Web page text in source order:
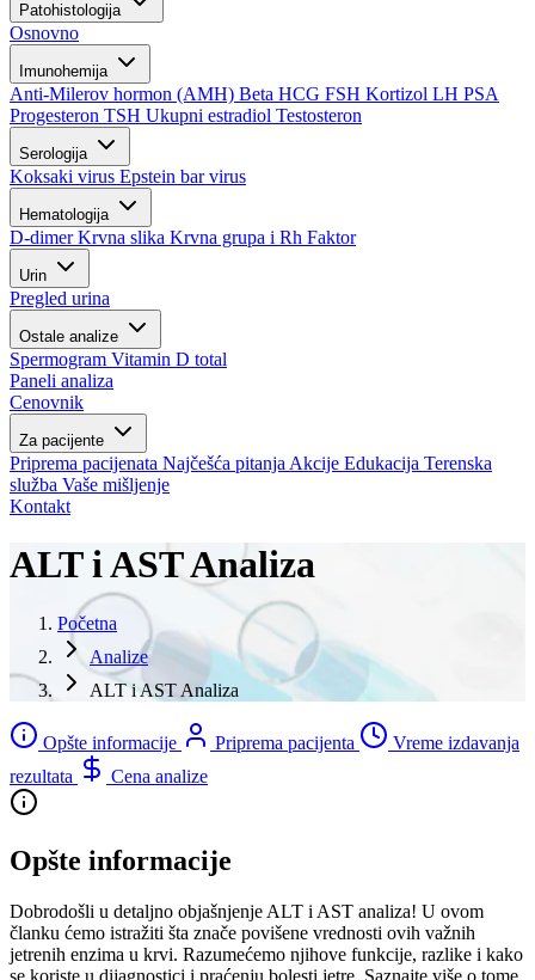
Patohistologija
Osnovno
Imunohemija
Anti-Milerov hormon (AMH) Beta HCG FSH Kortizol LH PSA
Progesteron TSH Ukupni estradiol Testosteron
Serologija
Koksaki virus Epstein bar virus
Hematologija
D-dimerKrvna slika Krvna grupa i Rh Faktor
Urin
Pregled urina
Ostale analize
Spermogram Vitamin D total
Paneli analiza
Cenovnik
Za pacijente
Priprema pacijenata Najčešća pitanja Akcije Edukacija Terenska
služba Vaše mišljenje
Kontakt
ALT i AST Analiza
Početna
Analize
ALT i AST Analiza
Opšte informacije Priprema pacijenta
Vreme izdavanja
rezultata
Cena analize
Opšte informacije
Dobrodošli u detaljno objašnjenje ALT i AST analiza! U ovom
članku ćemo istražiti šta znače povišene vrednosti ovih važnih
jetrenih enzima u krvi. Razumećemo njihove funkcije, razlike i kako
se koriste u dijagnostici i praćenju bolesti jetre. Saznajte više o tome